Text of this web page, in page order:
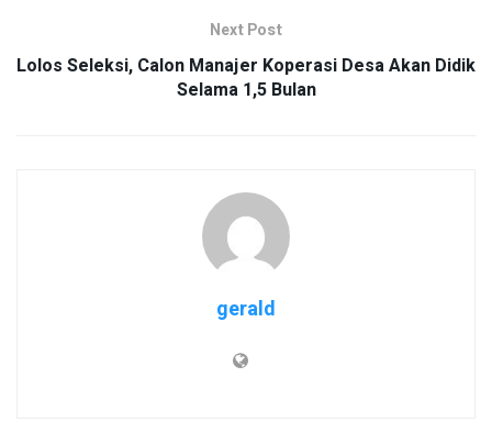
Next Post
Lolos Seleksi, Calon Manajer Koperasi Desa Akan Didik
Selama 1,5 Bulan
gerald